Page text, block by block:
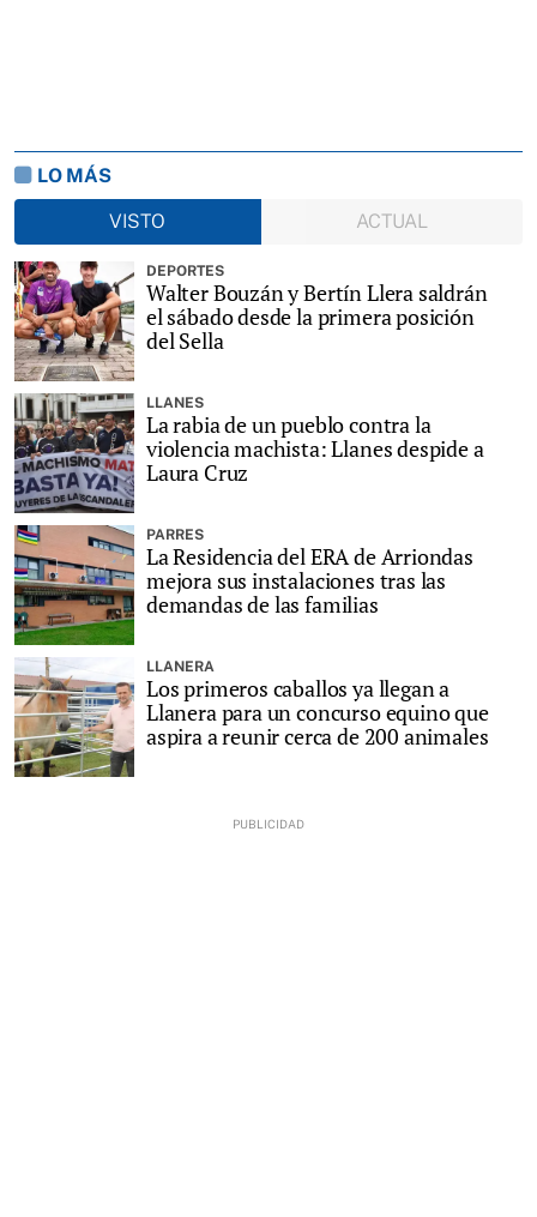
LO MÁS
VISTO
ACTUAL
DEPORTES
Walter Bouzán y Bertín Llera saldrán
el sábado desde la primera posición
del Sella
LLANES
La rabia de un pueblo contra la
violencia machista: Llanes despide a
Laura Cruz
PARRES
La Residencia del ERA de Arriondas
mejora sus instalaciones tras las
demandas de las familias
LLANERA
Los primeros caballos ya llegan a
Llanera para un concurso equino que
aspira a reunir cerca de 200 animales